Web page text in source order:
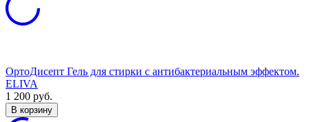
ОртоДисепт Гель для стирки с антибактериальным эффектом.
ELIVA
1 200 руб.
В корзину